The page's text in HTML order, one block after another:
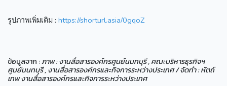
รูปภาพเพิ่มเติม : https://shorturl.asia/0gqoZ
ข้อมูลจาก :ภาพ : งานสื่อสารองค์กรศูนย์นนทบุรี , คณะบริหารธุรกิจฯ
ศูนย์นนทบุรี , งานสื่อสารองค์กรและกิจการระหว่างประเทศ / จัดทำ : หัตถ์
เทพ งานสื่อสารองค์กรและกิจการระหว่างประเทศ